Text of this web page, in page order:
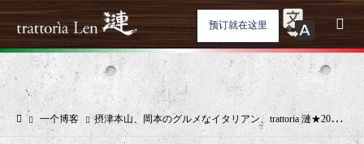
预订就在这里
一个博客 摂津本山、岡本のグルメなイタリアン、trattoria 漣★2023夏！新冷前菜のご紹介♪